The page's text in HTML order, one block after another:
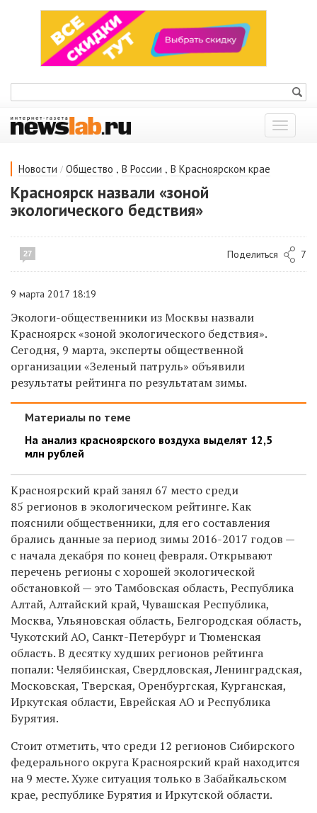
Показать
меню
Новости / Общество , В России , В Красноярском крае
Красноярск назвали «зоной
экологического бедствия»
27 Поделиться 7
9 марта 2017 18:19
Экологи-общественники из Москвы назвали
Красноярск «зоной экологического бедствия».
Сегодня, 9 марта, эксперты общественной
организации «Зеленый патруль» объявили
результаты рейтинга по результатам зимы.
Материалы по теме
На анализ красноярского воздуха выделят 12,5
млн рублей
Красноярский край занял 67 место среди
85 регионов в экологическом рейтинге. Как
пояснили общественники, для его составления
брались данные за период зимы 2016-2017 годов —
с начала декабря по конец февраля. Открывают
перечень регионы с хорошей экологической
обстановкой — это Тамбовская область, Республика
Алтай, Алтайский край, Чувашская Республика,
Москва, Ульяновская область, Белгородская область,
Чукотский АО, Санкт-Петербург и Тюменская
область. В десятку худших регионов рейтинга
попали: Челябинская, Свердловская, Ленинградская,
Московская, Тверская, Оренбургская, Курганская,
Иркутская области, Еврейская АО и Республика
Бурятия.
Стоит отметить, что среди 12 регионов Сибирского
федерального округа Красноярский край находится
на 9 месте. Хуже ситуация только в Забайкальском
крае, республике Бурятия и Иркутской области.